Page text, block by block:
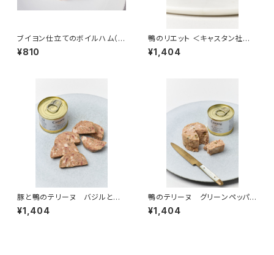
ブイヨン仕立てのボイルハム（ジ
ャンボンキュイ） 50g ＜ピエ
ール・オテイザ＞(フランス・バス
¥810
鴨のリエット ＜キャスタン社＞
(フランス)
¥1,404
豚と鴨のテリーヌ バジルと燻
製の香り ＜キャスタン社＞(フラ
ンス)
¥1,404
鴨のテリーヌ グリーンペッパ
ー ＜キャスタン社＞(フランス)
¥1,404